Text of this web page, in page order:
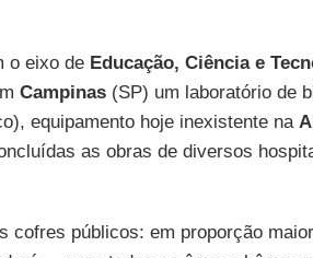
o eixo de Educação, Ciência e
Campinas(SP) um laboratório de
equipamento hoje inexistente na
as obras de diversos
cofres públicos: em proporção